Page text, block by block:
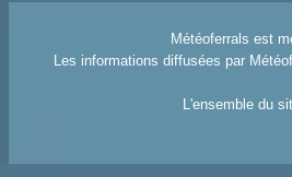
Météoferrals est
Les informations diffusées par
L'ensemble du